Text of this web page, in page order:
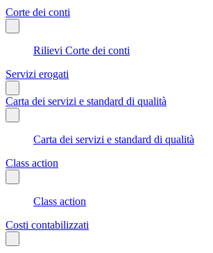
Corte dei conti
Rilievi Corte dei conti
Servizi erogati
Carta dei servizi e standard di qualità
Carta dei servizi e standard di qualità
Class action
Class action
Costi contabilizzati